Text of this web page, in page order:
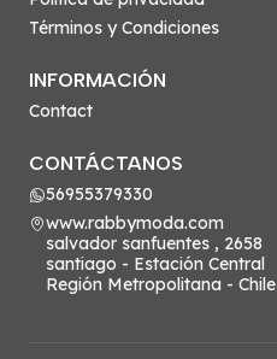
Términos y Condiciones
INFORMACIÓN
Contact
CONTÁCTANOS
56955379330
www.rabbymoda.com
salvador sanfuentes , 2658
santiago - Estación Central
Región Metropolitana - Chile